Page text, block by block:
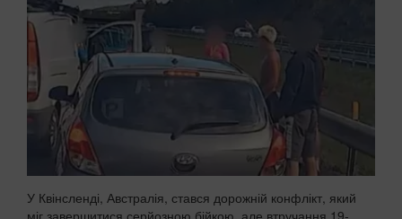
У Квінсленді, Австралія, стався дорожній конфлікт, який